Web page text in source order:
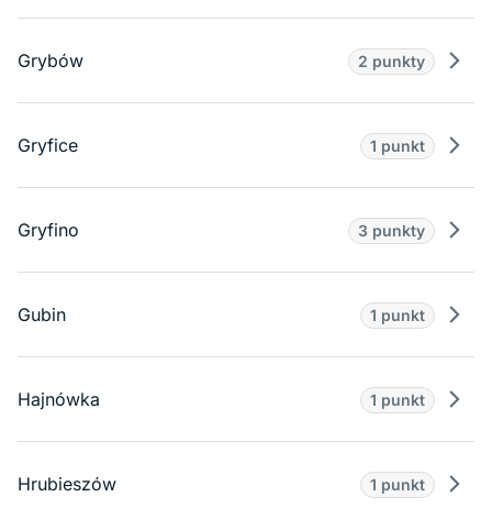
Grybów 2 punkty
Gryfice 1 punkt
Gryfino 3 punkty
Gubin 1 punkt
Hajnówka 1 punkt
Hrubieszów 1 punkt